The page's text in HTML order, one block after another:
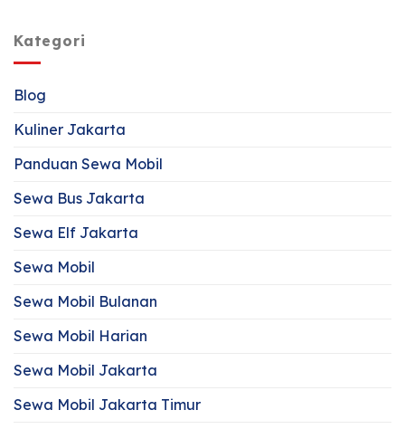
Kategori
Blog
Kuliner Jakarta
Panduan Sewa Mobil
Sewa Bus Jakarta
Sewa Elf Jakarta
Sewa Mobil
Sewa Mobil Bulanan
Sewa Mobil Harian
Sewa Mobil Jakarta
Sewa Mobil Jakarta Timur